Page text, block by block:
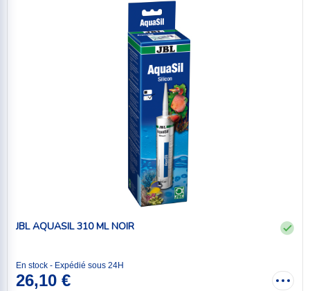
JBL AQUASIL 310 ML NOIR
En stock - Expédié sous 24H
26,10 €